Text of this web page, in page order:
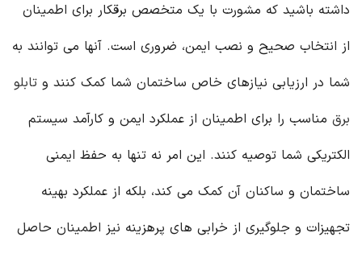
داشته باشید که مشورت با یک متخصص برقکار برای اطمینان
از انتخاب صحیح و نصب ایمن، ضروری است. آنها می توانند به
شما در ارزیابی نیازهای خاص ساختمان شما کمک کنند و تابلو
برق مناسب را برای اطمینان از عملکرد ایمن و کارآمد سیستم
الکتریکی شما توصیه کنند. این امر نه تنها به حفظ ایمنی
ساختمان و ساکنان آن کمک می کند، بلکه از عملکرد بهینه
تجهیزات و جلوگیری از خرابی های پرهزینه نیز اطمینان حاصل